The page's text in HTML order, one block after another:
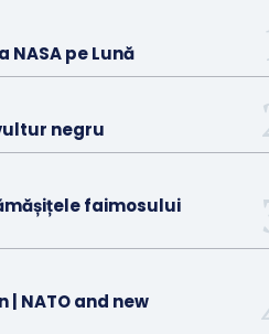
NASA pe Lună
negru
faimosului
| NATO and new